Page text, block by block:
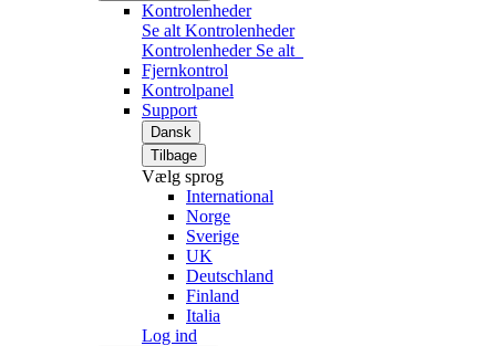
Kontrolenheder
Se alt Kontrolenheder
Kontrolenheder Se alt
Fjernkontrol
Kontrolpanel
Support
Dansk
Tilbage
Vælg sprog
International
Norge
Sverige
UK
Deutschland
Finland
Italia
Log ind